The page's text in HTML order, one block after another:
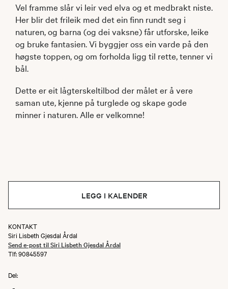
Vel framme slår vi leir ved elva og et medbrakt niste.
Her blir det frileik med det ein finn rundt seg i
naturen, og barna (og dei vaksne) får utforske, leike
og bruke fantasien. Vi byggjer oss ein varde på den
høgste toppen, og om forholda ligg til rette, tenner vi
bål.
Dette er eit lågterskeltilbod der målet er å vere
saman ute, kjenne på turglede og skape gode
minner i naturen. Alle er velkomne!
LEGG I KALENDER
KONTAKT
Siri Lisbeth Gjesdal Årdal
Send e-post til Siri Lisbeth Gjesdal Årdal
Tlf: 90845597
Del: